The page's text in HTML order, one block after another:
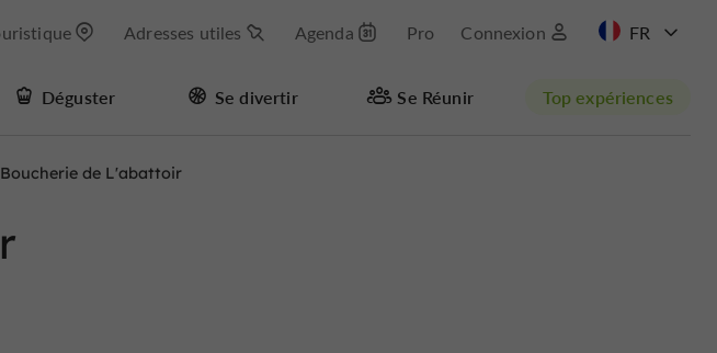
Adresses utiles Agenda Pro Connexion
Déguster Se divertir Se Réunir Top expériences
Boucherie de L'abattoir